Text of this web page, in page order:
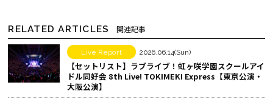
ア
す
る
b
o
o
k
で
シ
ェ
ア
す
RELATED ARTICLES 関連記事
Live Report 2026.06.14(Sun)
【セットリスト】ラブライブ！虹ヶ咲学園スクールアイ
ドル同好会 8th Live! TOKIMEKI Express【東京公演・
大阪公演】